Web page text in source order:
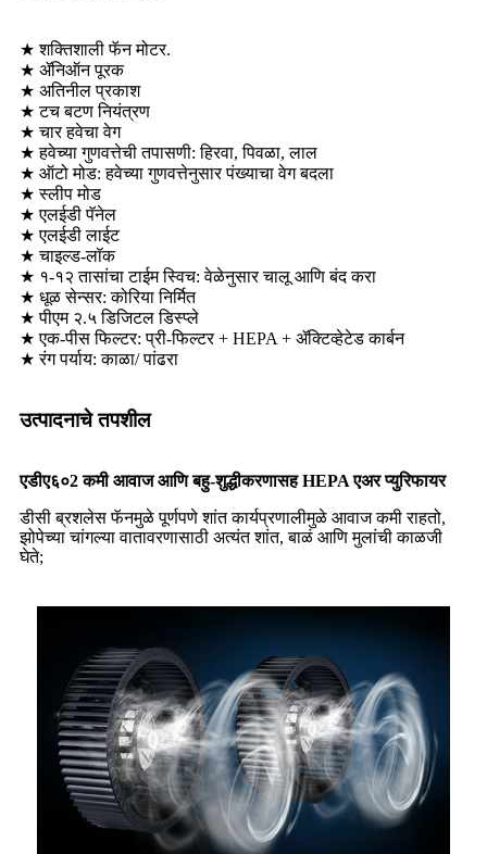
★ शक्तिशाली फॅन मोटर.
★ ॲनिऑन पूरक
★ अतिनील प्रकाश
★ टच बटण नियंत्रण
★ चार हवेचा वेग
★ हवेच्या गुणवत्तेची तपासणी: हिरवा, पिवळा, लाल
★ ऑटो मोड: हवेच्या गुणवत्तेनुसार पंख्याचा वेग बदला
★ स्लीप मोड
★ एलईडी पॅनेल
★ एलईडी लाईट
★ चाइल्ड-लॉक
★ १-१२ तासांचा टाईम स्विच: वेळेनुसार चालू आणि बंद करा
★ धूळ सेन्सर: कोरिया निर्मित
★ पीएम २.५ डिजिटल डिस्प्ले
★ एक-पीस फिल्टर: प्री-फिल्टर + HEPA + ॲक्टिव्हेटेड कार्बन
★ रंग पर्याय: काळा/ पांढरा
उत्पादनाचे तपशील
एडीए६०2कमी आवाज आणि बहु-शुद्धीकरणासह HEPA एअर प्युरिफायर
डीसी ब्रशलेस फॅनमुळे पूर्णपणे शांत कार्यप्रणालीमुळे आवाज कमी राहतो,
झोपेच्या चांगल्या वातावरणासाठी अत्यंत शांत, बाळं आणि मुलांची काळजी
घेते;